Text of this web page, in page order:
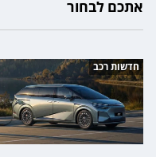
אתכם לבחור
חדשות רכב